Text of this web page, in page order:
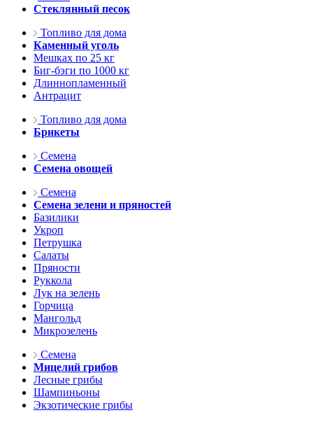
Стеклянный песок
Топливо для дома
Каменный уголь
Мешках по 25 кг
Биг-бэги по 1000 кг
Длиннопламенный
Антрацит
Топливо для дома
Брикеты
Семена
Семена овощей
Семена
Семена зелени и пряностей
Базилики
Укроп
Петрушка
Салаты
Пряности
Руккола
Лук на зелень
Горчица
Мангольд
Микрозелень
Семена
Мицелий грибов
Лесные грибы
Шампиньоны
Экзотические грибы